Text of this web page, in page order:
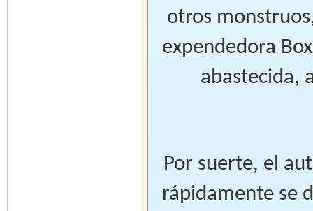
otros
expendedora
abastecida,
Por suerte, el
rápidamente se